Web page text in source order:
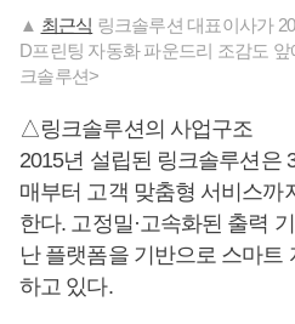
▲ 최근식 링크솔루션 대표이사가
D프린팅 자동화 파운드리 조감도
크솔루션>
△링크솔루션의 사업구조
2015년 설립된 링크솔루션은
매부터 고객 맞춤형 서비스까
한다. 고정밀·고속화된 출력
난 플랫폼을 기반으로 스마트
하고 있다.